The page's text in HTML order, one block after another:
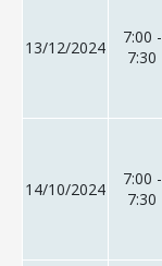
13/12/2024
7:00 -
7:30
14/10/2024
7:00 -
7:30